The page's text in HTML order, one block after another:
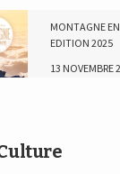
MONTAGNE
EDITION 2025
13 NOVEMBRE